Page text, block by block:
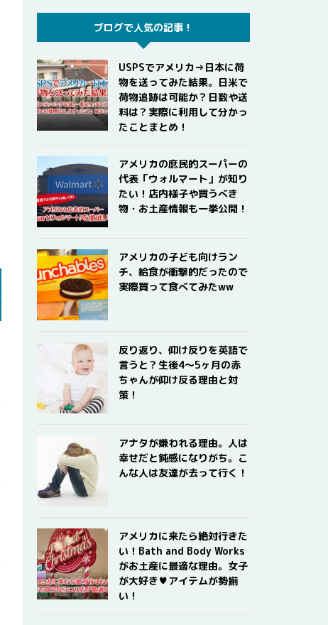
ブログで人気の記事！
USPSでアメリカ→日本に荷
物を送ってみた結果。日米で
荷物追跡は可能か？日数や送
料は？実際に利用して分かっ
たことまとめ！
アメリカの庶民的スーパーの
代表「ウォルマート」が知り
たい！店内様子や買うべき
物・お土産情報も一挙公開！
アメリカの子ども向けラン
チ、給食が衝撃的だったので
実際買って食べてみたww
反り返り、仰け反りを英語で
言うと？生後4〜5ヶ月の赤
ちゃんが仰け反る理由と対
策！
アナタが嫌われる理由。人は
幸せだと鈍感になりがち。こ
んな人は友達が去って行く！
アメリカに来たら絶対行きた
い！Bath and Body Works
がお土産に最適な理由。女子
が大好き♥アイテムが勢揃
い！